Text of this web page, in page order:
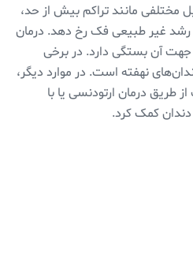
مختلفی مانند تراکم بیش از حد،
رشد غیر طبیعی فک رخ دهد. درمان
جهت آن بستگی دارد. در برخی
نهفته است. در موارد دیگر،
طریق درمان ارتودنسی یا با
کمک کرد.